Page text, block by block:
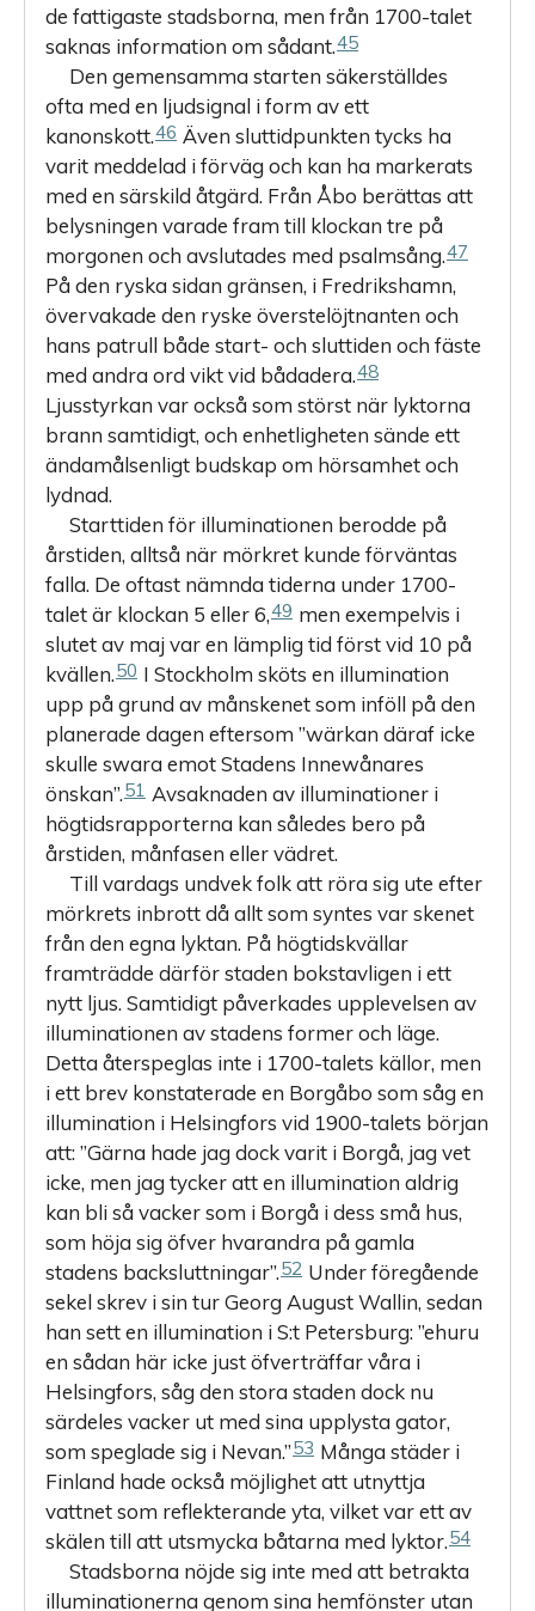
de fattigaste stadsborna, men från 1700-talet
saknas information om sådant.45
Den gemensamma starten säkerställdes
ofta med en ljudsignal i form av ett
kanonskott.46 Även sluttidpunkten tycks ha
varit meddelad i förväg och kan ha markerats
med en särskild åtgärd. Från Åbo berättas att
belysningen varade fram till klockan tre på
morgonen och avslutades med psalmsång.47
På den ryska sidan gränsen, i Fredrikshamn,
övervakade den ryske överstelöjtnanten och
hans patrull både start- och sluttiden och fäste
med andra ord vikt vid bådadera.48
Ljusstyrkan var också som störst när lyktorna
brann samtidigt, och enhetligheten sände ett
ändamålsenligt budskap om hörsamhet och
lydnad.
Starttiden för illuminationen berodde på
årstiden, alltså när mörkret kunde förväntas
falla. De oftast nämnda tiderna under 1700-
talet är klockan 5 eller 6,49 men exempelvis i
slutet av maj var en lämplig tid först vid 10 på
kvällen.50 I Stockholm sköts en illumination
upp på grund av månskenet som inföll på den
planerade dagen eftersom ”wärkan däraf icke
skulle swara emot Stadens Innewånares
önskan”.51 Avsaknaden av illuminationer i
högtidsrapporterna kan således bero på
årstiden, månfasen eller vädret.
Till vardags undvek folk att röra sig ute efter
mörkrets inbrott då allt som syntes var skenet
från den egna lyktan. På högtidskvällar
framträdde därför staden bokstavligen i ett
nytt ljus. Samtidigt påverkades upplevelsen av
illuminationen av stadens former och läge.
Detta återspeglas inte i 1700-talets källor, men
i ett brev konstaterade en Borgåbo som såg en
illumination i Helsingfors vid 1900-talets början
att: ”Gärna hade jag dock varit i Borgå, jag vet
icke, men jag tycker att en illumination aldrig
kan bli så vacker som i Borgå i dess små hus,
som höja sig öfver hvarandra på gamla
stadens backsluttningar”.52 Under föregående
sekel skrev i sin tur Georg August Wallin, sedan
han sett en illumination i S:t Petersburg: ”ehuru
en sådan här icke just öfverträffar våra i
Helsingfors, såg den stora staden dock nu
särdeles vacker ut med sina upplysta gator,
som speglade sig i Nevan.”53 Många städer i
Finland hade också möjlighet att utnyttja
vattnet som reflekterande yta, vilket var ett av
skälen till att utsmycka båtarna med lyktor.54
Stadsborna nöjde sig inte med att betrakta
illuminationerna genom sina hemfönster utan